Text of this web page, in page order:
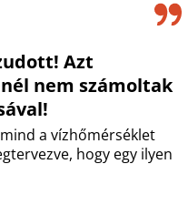
Azt
nem számoltak
a vízhőmérséklet
hogy egy ilyen